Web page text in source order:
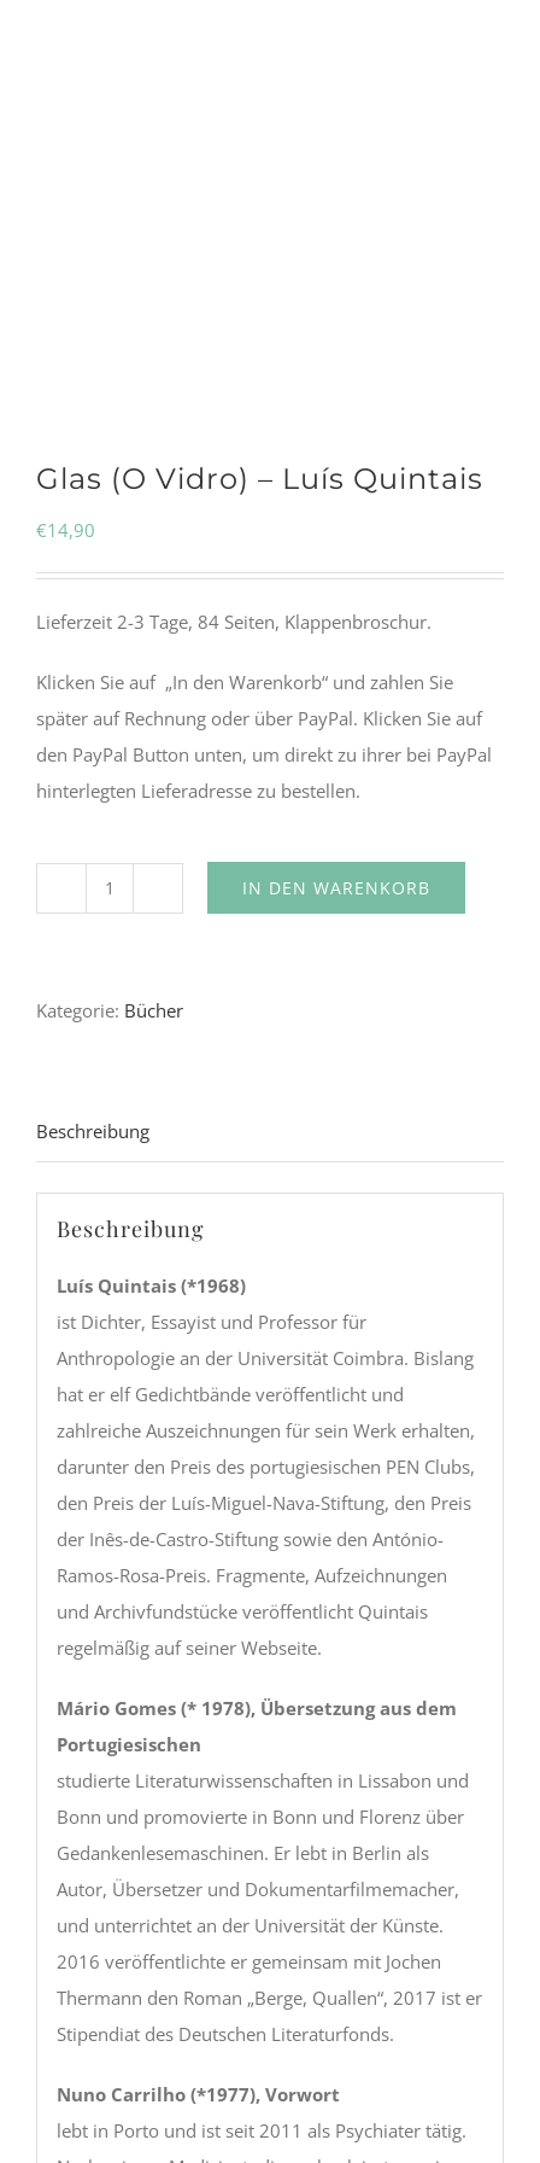
Glas (O Vidro) – Luís Quintais
€14,90
Lieferzeit 2-3 Tage, 84 Seiten, Klappenbroschur.
Klicken Sie auf „In den Warenkorb“ und zahlen Sie
später auf Rechnung oder über PayPal. Klicken Sie auf
den PayPal Button unten, um direkt zu ihrer bei PayPal
hinterlegten Lieferadresse zu bestellen.
–
Menge
IN DEN WARENKORB
Kategorie: Bücher
Beschreibung
Beschreibung
Luís Quintais (*1968)
ist Dichter, Essayist und Professor für
Anthropologie an der Universität Coimbra. Bislang
hat er elf Gedichtbände veröffentlicht und
zahlreiche Auszeichnungen für sein Werk erhalten,
darunter den Preis des portugiesischen PEN Clubs,
den Preis der Luís-Miguel-Nava-Stiftung, den Preis
der Inês-de-Castro-Stiftung sowie den António-
Ramos-Rosa-Preis. Fragmente, Aufzeichnungen
und Archivfundstücke veröffentlicht Quintais
regelmäßig auf seiner Webseite.
Mário Gomes (* 1978), Übersetzung aus dem
Portugiesischen
studierte Literaturwissenschaften in Lissabon und
Bonn und promovierte in Bonn und Florenz über
Gedankenlesemaschinen. Er lebt in Berlin als
Autor, Übersetzer und Dokumentarfilmemacher,
und unterrichtet an der Universität der Künste.
2016 veröffentlichte er gemeinsam mit Jochen
Thermann den Roman „Berge, Quallen“, 2017 ist er
Stipendiat des Deutschen Literaturfonds.
Nuno Carrilho (*1977), Vorwort
lebt in Porto und ist seit 2011 als Psychiater tätig.